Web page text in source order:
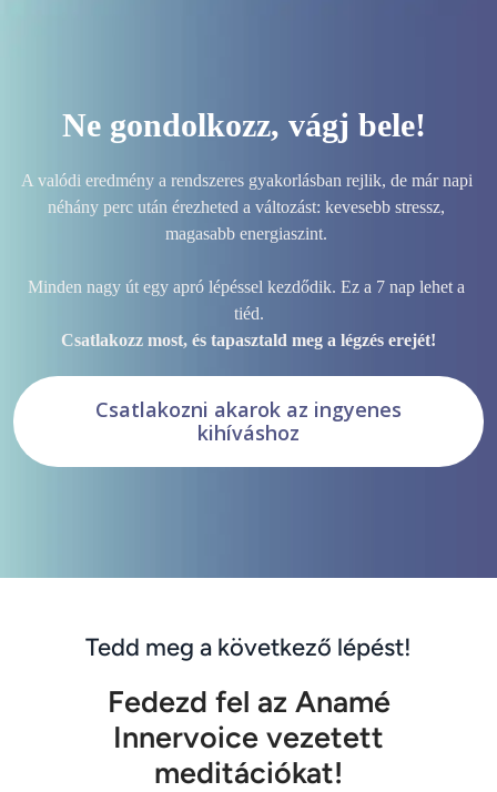
Ne gondolkozz, vágj bele!
A valódi eredmény a rendszeres gyakorlásban rejlik, de már napi
néhány perc után érezheted a változást: kevesebb stressz,
magasabb energiaszint.
Minden nagy út egy apró lépéssel kezdődik. Ez a 7 nap lehet a
Csatlakozz most, és tapasztald meg a légzés erejét!
Csatlakozni akarok az ingyenes
kihíváshoz
Tedd meg a következő lépést!
Fedezd fel az Anamé
Innervoice vezetett
meditációkat!